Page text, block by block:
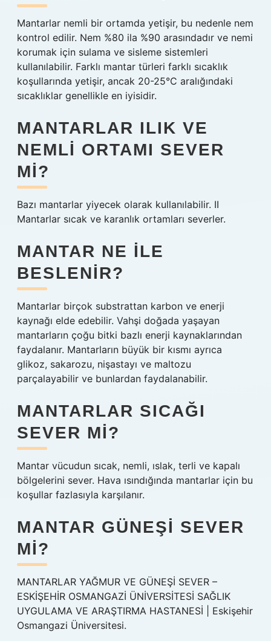
Mantarlar nemli bir ortamda yetişir, bu nedenle nem
kontrol edilir. Nem %80 ila %90 arasındadır ve nemi
korumak için sulama ve sisleme sistemleri
kullanılabilir. Farklı mantar türleri farklı sıcaklık
koşullarında yetişir, ancak 20-25°C aralığındaki
sıcaklıklar genellikle en iyisidir.
MANTARLAR ILIK VE
NEMLI ORTAMI SEVER
MI?
Bazı mantarlar yiyecek olarak kullanılabilir. II
Mantarlar sıcak ve karanlık ortamları severler.
MANTAR NE ILE
BESLENIR?
Mantarlar birçok substrattan karbon ve enerji
kaynağı elde edebilir. Vahşi doğada yaşayan
mantarların çoğu bitki bazlı enerji kaynaklarından
faydalanır. Mantarların büyük bir kısmı ayrıca
glikoz, sakarozu, nişastayı ve maltozu
parçalayabilir ve bunlardan faydalanabilir.
MANTARLAR SICAĞI
SEVER MI?
Mantar vücudun sıcak, nemli, ıslak, terli ve kapalı
bölgelerini sever. Hava ısındığında mantarlar için bu
koşullar fazlasıyla karşılanır.
MANTAR GÜNEŞI SEVER
MI?
MANTARLAR YAĞMUR VE GÜNEŞİ SEVER –
ESKİŞEHİR OSMANGAZİ ÜNİVERSİTESİ SAĞLIK
UYGULAMA VE ARAŞTIRMA HASTANESİ | Eskişehir
Osmangazi Üniversitesi.